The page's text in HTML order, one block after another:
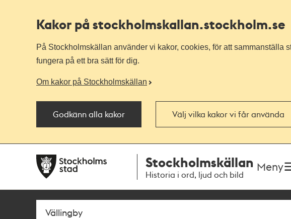
Kakor på stockholmskallan.stockholm.se
På Stockholmskällan använder vi kakor, cookies, för att sammanställa
fungera på ett bra sätt för dig.
Om kakor på Stockholmskällan
Godkänn alla kakor Välj vilka kakor vi får använda
navigationen
huvudinnehållet
Stockholmskällan
Historia i ord, ljud och bild
Meny
Sök